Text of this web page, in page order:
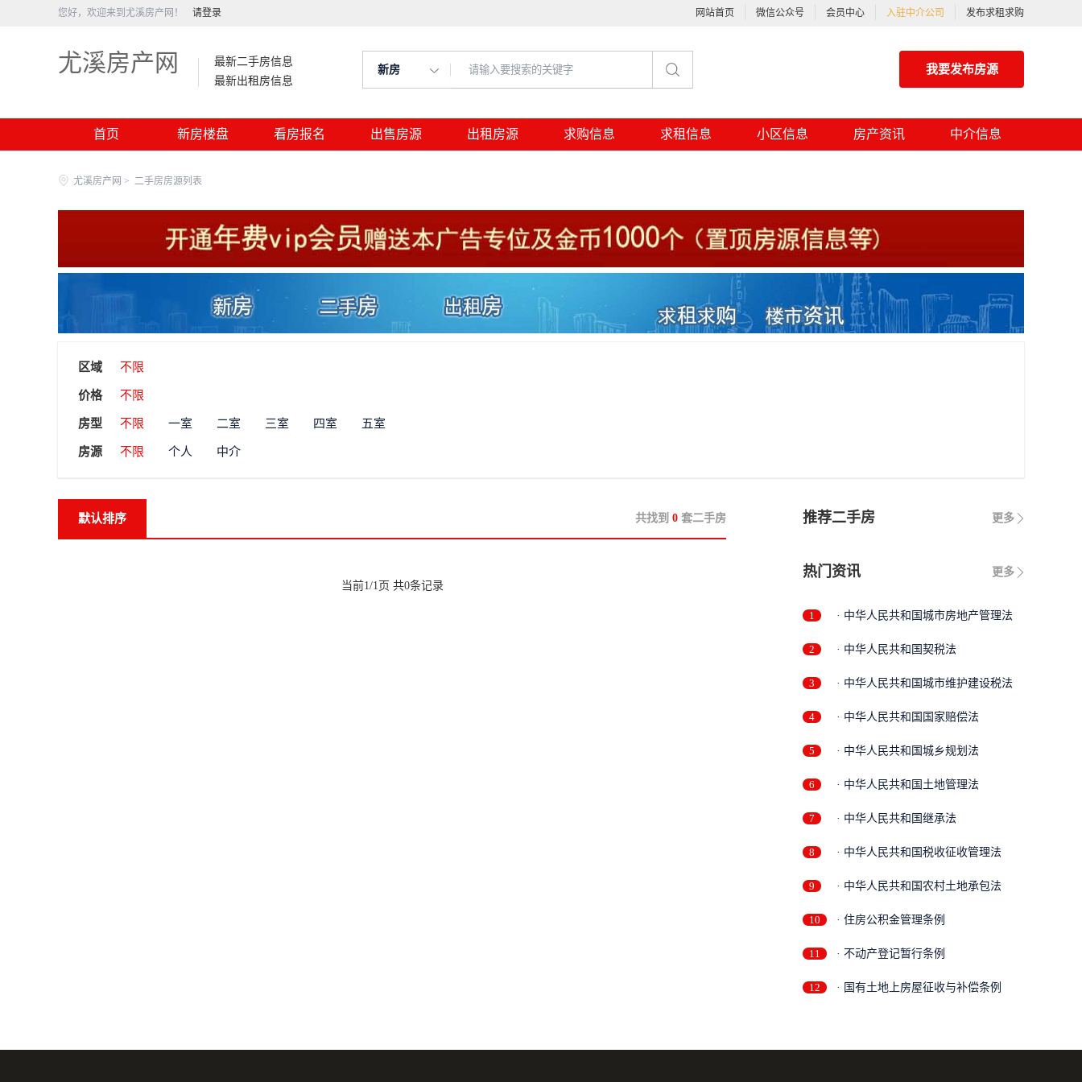
您好，欢迎来到尤溪房产网！ 请登录 网站首页 微信公众号 会员中心 入驻中介公司 发布求租求购
尤溪房产网
最新二手房信息
最新出租房信息
新房 我要发布房源
首页 新房楼盘 看房报名 出售房源 出租房源 求购信息 求租信息 小区信息 房产资讯 中介信息
尤溪房产网 > 二手房房源列表
区域 不限
价格 不限
房型 不限 一室 二室 三室 四室 五室
房源 不限 个人 中介
默认排序 共找到 0 套二手房
当前1/1页 共0条记录
更多
推荐二手房
更多
热门资讯
1 · 中华人民共和国城市房地产管理法
2 · 中华人民共和国契税法
3 · 中华人民共和国城市维护建设税法
4 · 中华人民共和国国家赔偿法
5 · 中华人民共和国城乡规划法
6 · 中华人民共和国土地管理法
7 · 中华人民共和国继承法
8 · 中华人民共和国税收征收管理法
9 · 中华人民共和国农村土地承包法
10 · 住房公积金管理条例
11 · 不动产登记暂行条例
12 · 国有土地上房屋征收与补偿条例